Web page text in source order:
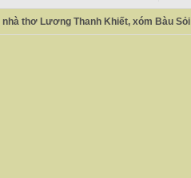
thơ Lương Thanh Khiết, xóm Bàu Sỏi